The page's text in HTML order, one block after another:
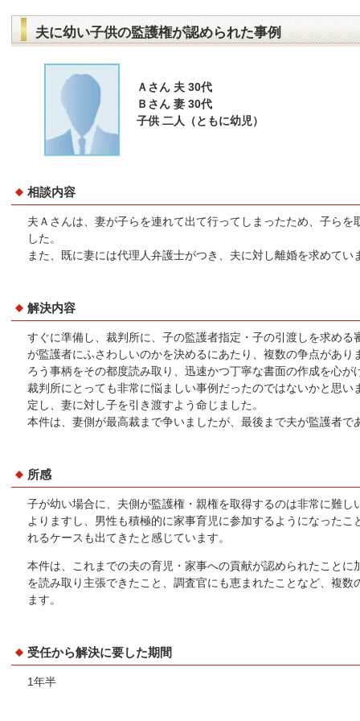
夫に幼い子供の監護権が認められた事例
Ａさん 夫 30代
Ｂさん 妻 30代
子供 二人（ともに幼児）
相談内容
夫Ａさんは、妻が子らを連れて出て行ってしまったため、子ら
した。
また、既に妻には代理人弁護士がつき、夫に対し離婚を求めてい
解決内容
すぐに準備し、裁判所に、子の監護者指定・子の引渡しを求め
が監護者にふさわしいのかを決めるにあたり、複数の争点があ
ろう事柄をその都度読み取り、迅速かつ丁寧な書面の作成を心が
裁判所にとっても非常に悩ましい事例だったのではないかと思
定し、妻に対し子を引き渡すよう命じました。
本件は、妻側が最高裁まで争いましたが、最後まで夫が監護者
所感
子が幼い場合に、夫側が監護権・親権を取得するのは非常に難
よりますし、男性も積極的に家事育児に参加するようになった
れるケースも出てきたと感じています。
本件は、これまでの夫の育児・家事への貢献が認められたこと
を読み取り主張できたこと、調査官にも恵まれたことなど、複
ます。
受任から解決に要した期間
1年半